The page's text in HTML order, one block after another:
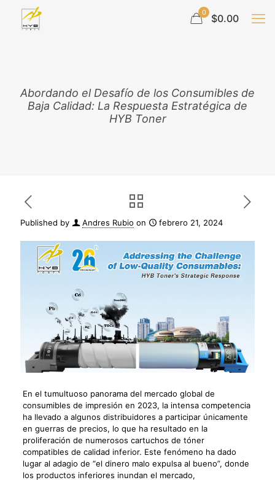
0 $0.00
Abordando el Desafío de los Consumibles de
Baja Calidad: La Respuesta Estratégica de
HYB Toner
Published by Andres Rubio on febrero 21, 2024
En el tumultuoso panorama del mercado global de
consumibles de impresión en 2023, la intensa competencia
ha llevado a algunos distribuidores a participar únicamente
en guerras de precios, lo que ha resultado en la
proliferación de numerosos cartuchos de tóner
compatibles de calidad inferior. Este fenómeno ha dado
lugar al adagio de “el dinero malo expulsa al bueno”, donde
los productos inferiores inundan el mercado,